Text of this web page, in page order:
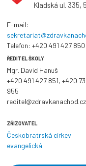
Kladská ul. 335,
E-mail:
Telefon: +420 491 427 850
ŘEDITEL ŠKOLY
Mgr. David Hanuš
+420 491 427 851, +420
955
reditel@zdravkanachod.cz
ZŘIZOVATEL
Českobratrská církev
evangelická